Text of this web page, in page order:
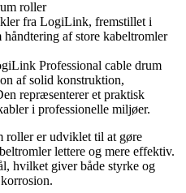
fra LogiLink, fremstillet i
af store kabeltromler
Professional cable drum
af solid konstruktion,
repræsenterer et praktisk
i professionelle miljøer.
roller er udviklet til at gøre
lettere og mere effektiv.
hvilket giver både styrke og